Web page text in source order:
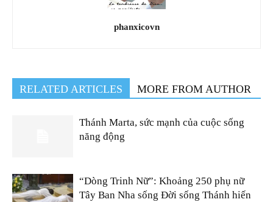
phanxicovn
RELATED ARTICLES MORE FROM AUTHOR
Thánh Marta, sức mạnh của cuộc sống
năng động
“Dòng Trinh Nữ”: Khoảng 250 phụ nữ
Tây Ban Nha sống Đời sống Thánh hiến